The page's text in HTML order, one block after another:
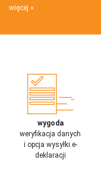
więcej
wygoda
weryfikacja danych
i opcja wysyłki e-
deklaracji